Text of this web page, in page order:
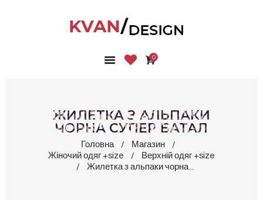
0
ЖИЛЕТКА З АЛЬПАКИ
ЧОРНА СУПЕР БАТАЛ
Головна
Магазин
Жіночий одяг +size
Верхній одяг +size
Жилетка з альпаки чорна...
ГОЛОВНА
ПРО НАС
БЛОГ
КОНТАКТИ